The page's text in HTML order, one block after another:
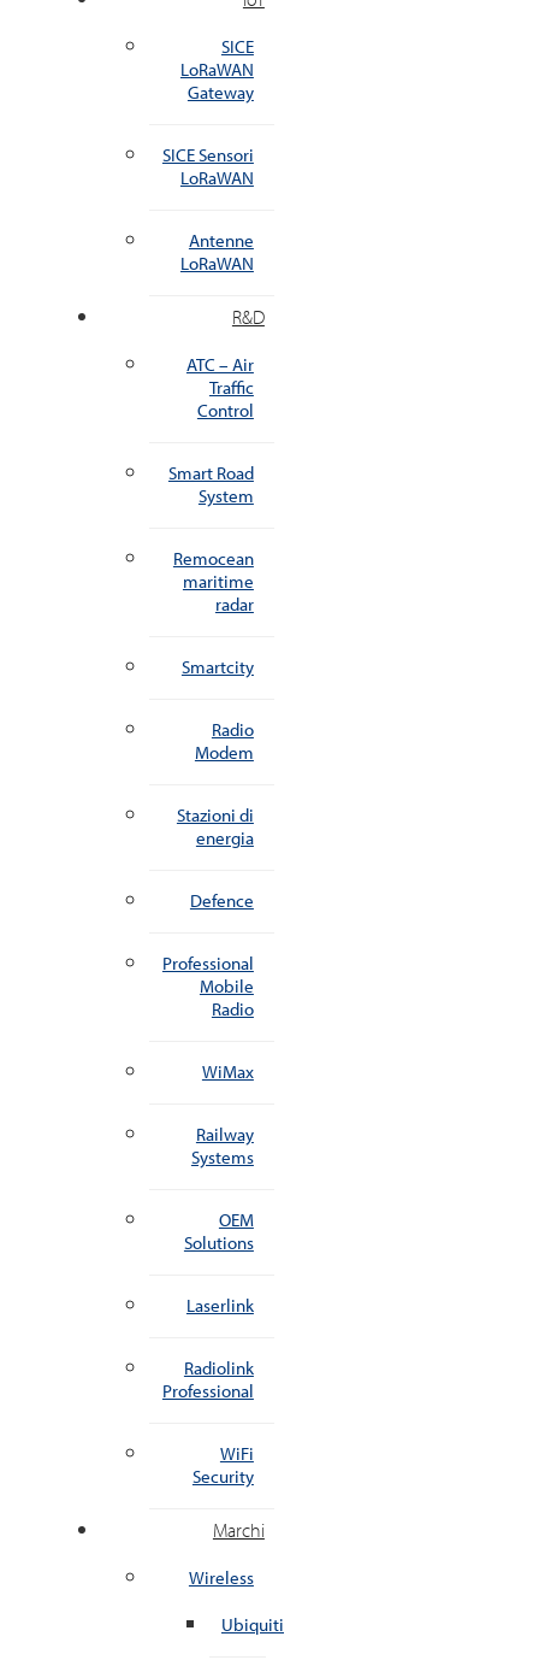
SICE
LoRaWAN
Gateway
SICE Sensori
LoRaWAN
Antenne
LoRaWAN
R&D
ATC – Air
Traffic
Control
Smart Road
System
Remocean
maritime
radar
Smartcity
Radio
Modem
Stazioni di
energia
Defence
Professional
Mobile
Radio
WiMax
Railway
Systems
OEM
Solutions
Laserlink
Radiolink
Professional
WiFi
Security
Marchi
Wireless
Ubiquiti